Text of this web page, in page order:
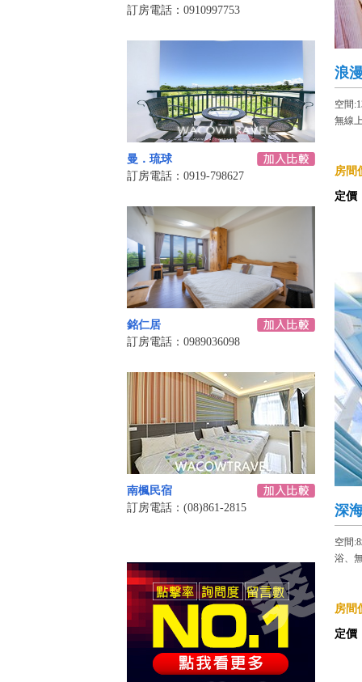
訂房電話：0910997753
曼．琉球
訂房電話：0919-798627
銘仁居
訂房電話：0989036098
南楓民宿
訂房電話：(08)861-2815
浪
空間
無線
房間
定價
深
空間
浴、
房間
定價